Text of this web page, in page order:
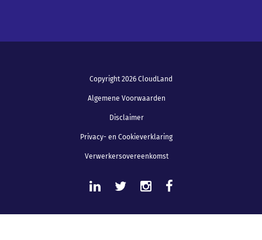
Copyright 2026 CloudLand
Algemene Voorwaarden
Disclaimer
Privacy- en Cookieverklaring
Verwerkersovereenkomst